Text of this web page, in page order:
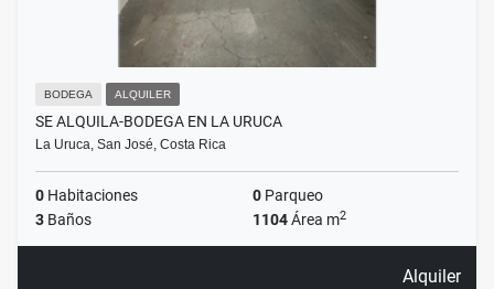
BODEGA ALQUILER
SE ALQUILA-BODEGA EN LA URUCA
La Uruca, San José, Costa Rica
0 Habitaciones 0 Parqueo
3 Baños 1104Área m2
Alquiler